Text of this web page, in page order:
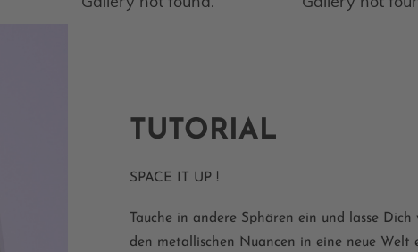
TUTORIAL
SPACE IT UP !
Tauche in andere Sphären ein und lasse Dich
den metallischen Nuancen in eine neue Welt